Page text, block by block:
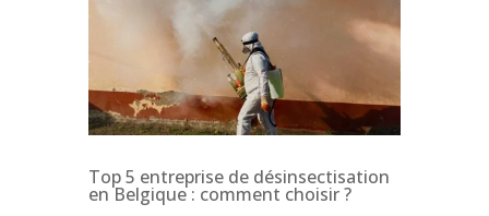
Top 5 entreprise de désinsectisation
en Belgique : comment choisir ?